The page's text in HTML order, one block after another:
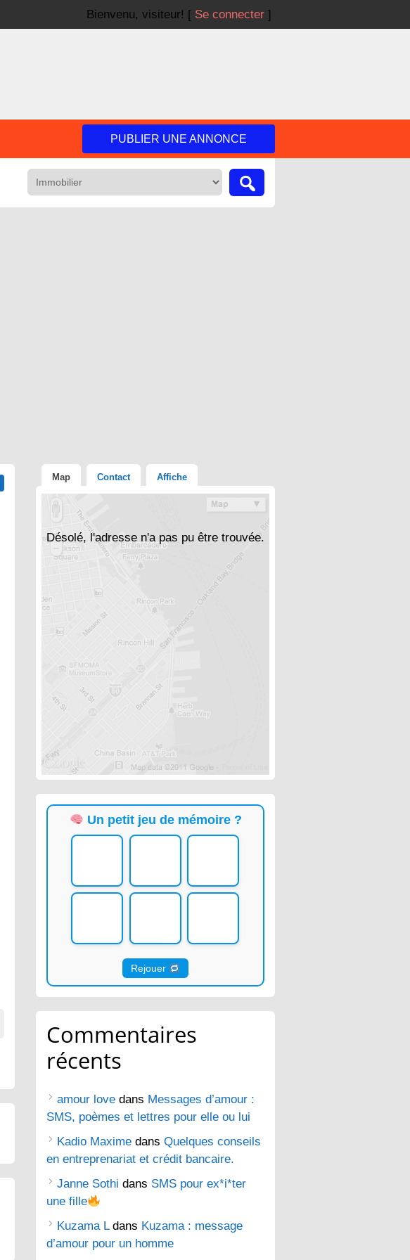
Bienvenu, visiteur! [ Se connecter ]
PUBLIER UNE ANNONCE
Map Contact Affiche
Désolé, l'adresse n'a pas pu être trouvée.
Un petit jeu de mémoire ?
Rejouer
Commentaires
récents
amour love dans Messages d’amour :
SMS, poèmes et lettres pour elle ou lui
Kadio Maxime dans Quelques conseils
en entreprenariat et crédit bancaire.
Janne Sothi dans SMS pour ex*i*ter
une fille
Kuzama Ldans Kuzama : message
d’amour pour un homme